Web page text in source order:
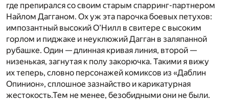
где препирался со своим старым спарринг-партнером
Найлом Дагганом. Ох уж эта парочка боевых петухов:
импозантный высокий О’Нилл в свитере с высоким
горлом и пиджаке и неуклюжий Дагган в заляпанной
рубашке. Один — длинная кривая линия, второй —
низенькая, загнутая к полу закорючка. Такими я вижу
их теперь, словно персонажей комиксов из «Даблин
Опинион», сплошное зазнайство и карикатурная
жестокость.Тем не менее, безобидными они не были.